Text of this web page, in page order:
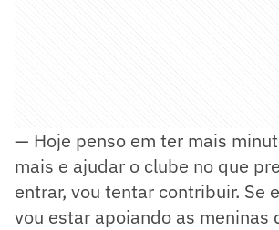
— Hoje penso em ter mais
mais e ajudar o clube no que
entrar, vou tentar contribuir. Se
vou estar apoiando as meninas